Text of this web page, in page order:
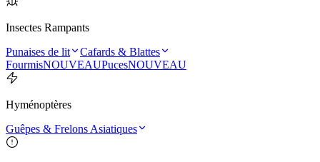
Insectes Rampants
Punaises de lit
Cafards & Blattes
FourmisNOUVEAUPucesNOUVEAU
Hyménoptères
Guêpes & Frelons Asiatiques